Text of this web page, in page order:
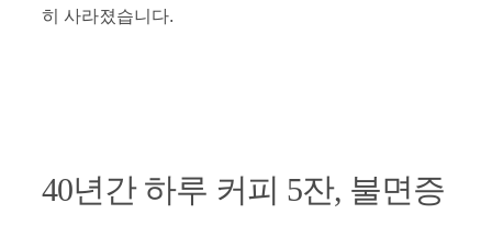
히 사라졌습니다.
40년간 하루 커피 5잔, 불면증